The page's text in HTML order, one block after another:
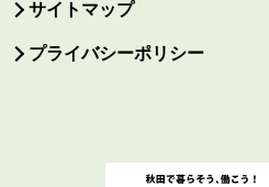
サイトマップ
プライバシーポリシー